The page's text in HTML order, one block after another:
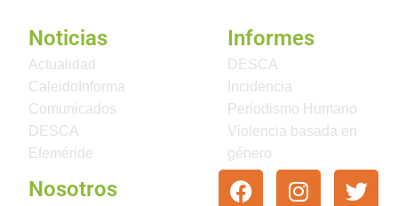
Noticias
Actualidad
CaleidoInforma
Comunicados
DESCA
Efeméride
Informes
DESCA
Incidencia
Periodismo Humano
Violencia basada en
género
Nosotros